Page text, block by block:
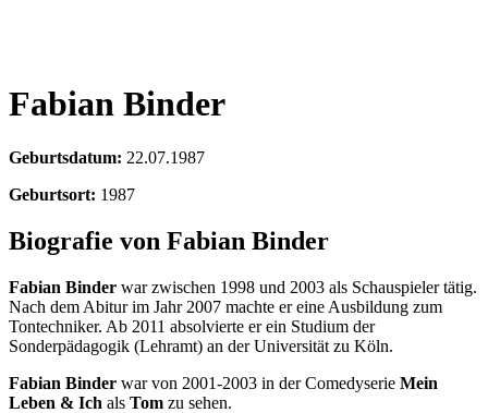
Fabian Binder
Geburtsdatum: 22.07.1987
Geburtsort: 1987
Biografie von Fabian Binder
Fabian Binder war zwischen 1998 und 2003 als Schauspieler tätig.
Nach dem Abitur im Jahr 2007 machte er eine Ausbildung zum
Tontechniker. Ab 2011 absolvierte er ein Studium der
Sonderpädagogik (Lehramt) an der Universität zu Köln.
Fabian Binder war von 2001-2003 in der Comedyserie Mein
Leben & Ich als Tom zu sehen.